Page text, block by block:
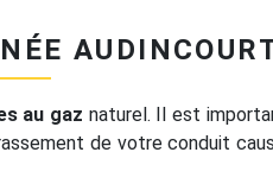
au gaz naturel. Il est
de votre conduit